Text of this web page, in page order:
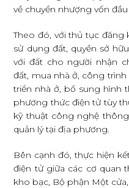
về chuyển nhượng vốn
Theo đó, với thủ tục đăng
sử dụng đất, quyền sở
với đất cho người nhận
đất, mua nhà ở, công
triển nhà ở, bổ sung hình
phương thức điện tử tùy
kỹ thuật công nghệ
quản lý tại địa phương.
Bên cạnh đó, thực hiện
điện tử giữa các cơ quan
kho bạc, Bộ phận Một